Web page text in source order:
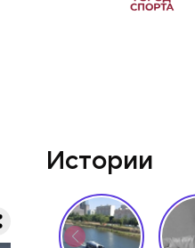
Истории